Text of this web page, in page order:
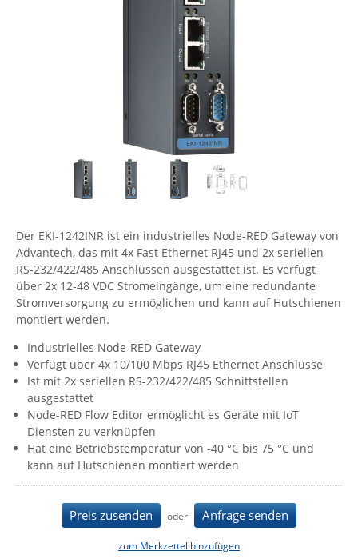
IPC, Industrielle Netzwerktechnik & WLAN
Industrielle Netzwerktechnik / Kommunikation
Wi-Fi - WLAN - Wireless
IT Netzwerktechnik / Kommunikation
Enginko - mcf88
Fokus Technologies
Gude
Guntermann & Drunck
High Sec Labs
HW group
Icron
IEC Lock
Ihse
Kerlink
Kramer Electronics
Legrand
LigoWave
Der EKI-1242INR ist ein industrielles Node-RED Gateway von
Advantech, das mit 4x Fast Ethernet RJ45 und 2x seriellen
RS-232/422/485 Anschlüssen ausgestattet ist. Es verfügt
über 2x 12-48 VDC Stromeingänge, um eine redundante
Stromversorgung zu ermöglichen und kann auf Hutschienen
montiert werden.
Industrielles Node-RED Gateway
Verfügt über 4x 10/100 Mbps RJ45 Ethernet Anschlüsse
Ist mit 2x seriellen RS-232/422/485 Schnittstellen
ausgestattet
Node-RED Flow Editor ermöglicht es Geräte mit IoT
Diensten zu verknüpfen
Hat eine Betriebstemperatur von -40 °C bis 75 °C und
kann auf Hutschienen montiert werden
Preis zusenden oder Anfrage senden
zum Merkzettel hinzufügen